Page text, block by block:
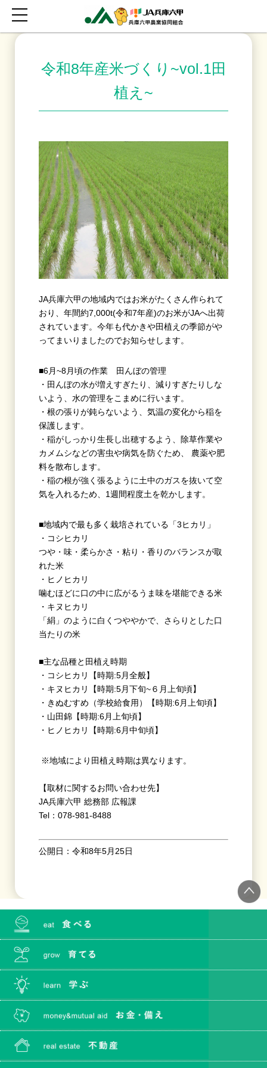
令和8年産米づくり~vol.1田
植え~
JA兵庫六甲の地域内ではお米がたくさん作られて
おり、年間約7,000t(令和7年産)のお米がJAへ出荷
されています。今年も代かきや田植えの季節がや
ってまいりましたのでお知らせします。
■6月~8月頃の作業 田んぼの管理
・田んぼの水が増えすぎたり、減りすぎたりしな
いよう、水の管理をこまめに行います。
・根の張りが鈍らないよう、気温の変化から稲を
保護します。
・稲がしっかり生長し出穂するよう、除草作業や
カメムシなどの害虫や病気を防ぐため、 農薬や肥
料を散布します。
・稲の根が強く張るように土中のガスを抜いて空
気を入れるため、 1週間程度土を乾かします。
■地域内で最も多く 栽培されている「3ヒカリ」
・コシヒカリ
つや・味・柔らかさ・粘り・香りのバランスが取
れた米
・ヒノヒカリ
噛むほどに口の中に広がるうま味を堪能できる米
・キヌヒカリ
「絹」のように白くつややかで、さらりとした口
当たりの米
■主な品種と田植え時期
・コシヒカリ【時期:5月全般】
・キヌヒカリ【時期:5月下旬~６月上旬頃】
・きぬむすめ（学校給食用）【時期:6月上旬頃】
・山田錦【時期:6月上旬頃】
・ヒノヒカリ【時期:6月中旬頃】
※地域により田植え時期は異なります。
【取材に関するお問い合わせ先】
JA兵庫六甲 総務部 広報課
Tel：078-981-8488
公開日：令和8年5月25日